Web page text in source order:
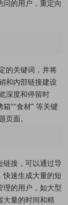
问的用户，重定向
的关键词，并将
和内部链接建设
深度和停留时
”“食材” 等关键
面。
链接，可以通过导
快速生成大量的短
理的用户，如大型
大量的时间和精